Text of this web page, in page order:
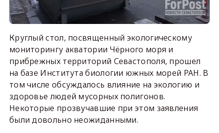
Круглый стол, посвященный экологическому
мониторингу акватории Чёрного моря и
прибрежных территорий Севастополя, прошел
на базе Института биологии южных морей РАН. В
том числе обсуждалось влияние на экологию и
здоровье людей мусорных полигонов.
Некоторые прозвучавшие при этом заявления
были довольно неожиданными.